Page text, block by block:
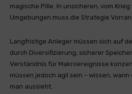
magische Pille. In unsicheren, vom
Umgebungen muss die Strategie
Langfristige Anleger müssen sich auf
durch Diversifizierung, sicherer
Verständnis für Makroereignisse
müssen jedoch agil sein – wissen,
man aussieht.